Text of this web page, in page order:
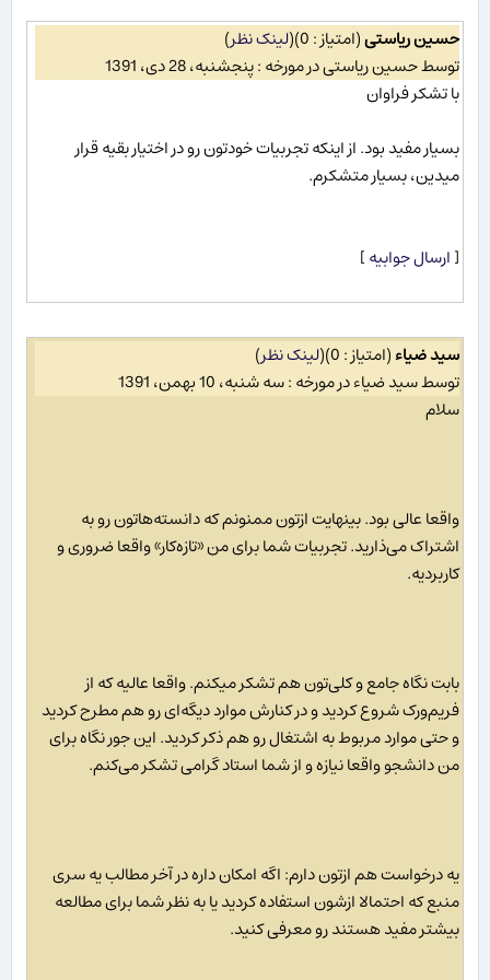
حسین ریاستی(امتیاز : 0) (لینک نظر)
توسط حسین ریاستی در مورخه : پنجشنبه، 28 دی، 1391
با تشکر فراوان
بسیار مفید بود. از اینکه تجربیات خودتون رو در اختیار بقیه قرار
میدین، بسیار متشکرم.
[ارسال جوابیه]
سید ضیاء(امتیاز : 0) (لینک نظر)
توسط سید ضیاء در مورخه : سه شنبه، 10 بهمن، 1391
سلام
واقعا عالی بود. بینهایت ازتون ممنونم که دانسته‌هاتون رو به
اشتراک می‌ذارید. تجربیات شما برای من «تازه‌کار» واقعا ضروری و
کاربردیه.
بابت نگاه جامع و کلی‌تون هم تشکر میکنم. واقعا عالیه که از
فریم‌ورک شروع کردید و در کنارش موارد دیگه‌ای رو هم مطرح کردید
و حتی موارد مربوط به اشتغال رو هم ذکر کردید. این جور نگاه برای
من دانشجو واقعا نیازه و از شما استاد گرامی تشکر می‌کنم.
یه درخواست هم ازتون دارم: اگه امکان داره در آخر مطالب یه سری
منبع که احتمالا ازشون استفاده کردید یا به نظر شما برای مطالعه
بیشتر مفید هستند رو معرفی کنید.